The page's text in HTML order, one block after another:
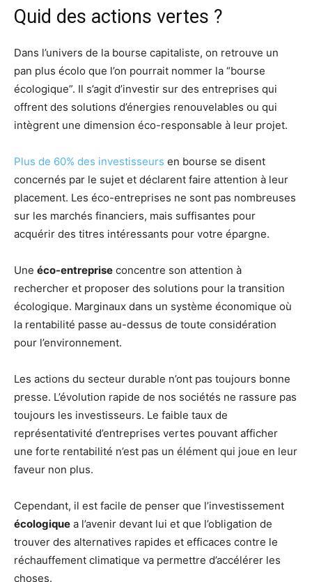
Quid des actions vertes ?
Dans l’univers de la bourse capitaliste, on retrouve un
pan plus écolo que l’on pourrait nommer la “bourse
écologique”. Il s’agit d’investir sur des entreprises qui
offrent des solutions d’énergies renouvelables ou qui
intègrent une dimension éco-responsable à leur projet.
Plus de 60% des investisseurs en bourse se disent
concernés par le sujet et déclarent faire attention à leur
placement. Les éco-entreprises ne sont pas nombreuses
sur les marchés financiers, mais suffisantes pour
acquérir des titres intéressants pour votre épargne.
Une éco-entreprise concentre son attention à
rechercher et proposer des solutions pour la transition
écologique. Marginaux dans un système économique où
la rentabilité passe au-dessus de toute considération
pour l’environnement.
Les actions du secteur durable n’ont pas toujours bonne
presse. L’évolution rapide de nos sociétés ne rassure pas
toujours les investisseurs. Le faible taux de
représentativité d’entreprises vertes pouvant afficher
une forte rentabilité n’est pas un élément qui joue en leur
faveur non plus.
Cependant, il est facile de penser que l’investissement
écologique a l’avenir devant lui et que l’obligation de
trouver des alternatives rapides et efficaces contre le
réchauffement climatique va permettre d’accélérer les
choses.